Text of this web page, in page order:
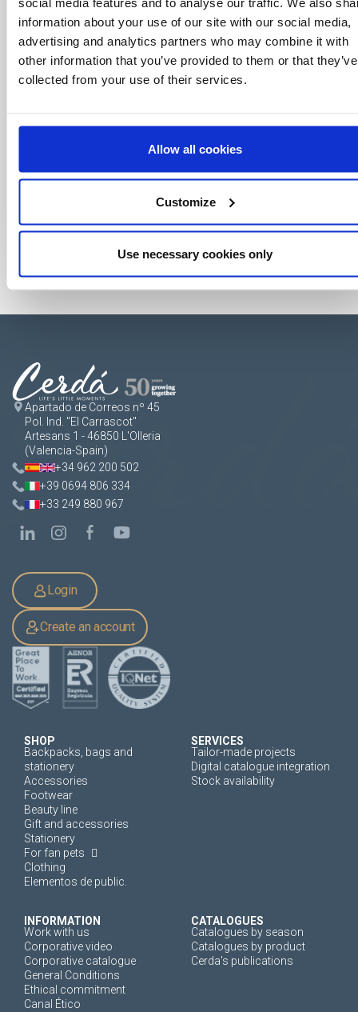
information about your use of our site with our social media,
advertising and analytics partners who may combine it with
other information that you’ve provided to them or that they’ve
collected from your use of their services.
Allow all cookies
Customize
Use necessary cookies only
Apartado de Correos nº 45
Pol. Ind. "El Carrascot"
Artesans 1 - 46850 L'Olleria
(Valencia-Spain)
+34 962 200 502
+39 0694 806 334
+33 249 880 967
Login
Create an account
SHOP
Backpacks, bags and
stationery
Accessories
Footwear
Beauty line
Gift and accessories
Stationery
For fan pets
Clothing
Elementos de public.
SERVICES
Tailor-made projects
Digital catalogue integration
Stock availability
INFORMATION
Work with us
Corporative video
Corporative catalogue
General Conditions
Ethical commitment
Canal Ético
CATALOGUES
Catalogues by season
Catalogues by product
Cerda's publications